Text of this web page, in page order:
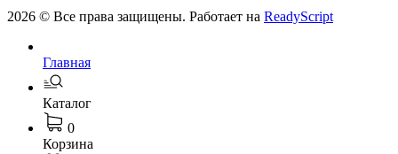
2026 © Все права защищены. Работает на ReadyScript
Главная
Каталог
0
Корзина